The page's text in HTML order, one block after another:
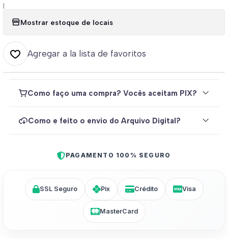
|
Mostrar estoque de locais
Agregar a la lista de favoritos
Como faço uma compra? Vocês aceitam PIX?
Como e feito o envio do Arquivo Digital?
PAGAMENTO 100% SEGURO
SSL Seguro Pix Crédito Visa
MasterCard